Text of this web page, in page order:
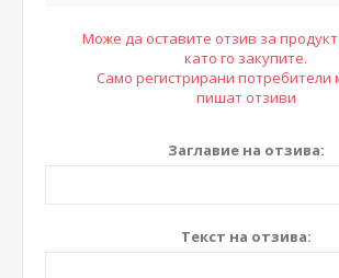
Може да оставите отзив за
като го закупите.
Само регистрирани потребители
пишат отзиви
Заглавие на отзива:
Текст на отзива: